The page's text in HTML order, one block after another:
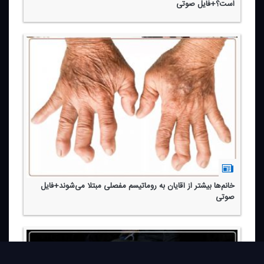
است؟+فایل صوتی
خانم‌ها بیشتر از آقایان به روماتیسم مفصلی مبتلا می‌شوند+فایل
صوتی